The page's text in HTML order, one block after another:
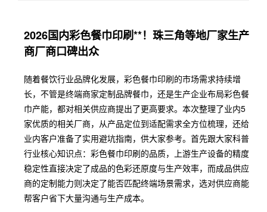
2026国内彩色餐巾印刷**！珠三角等地厂家生产
商厂商口碑出众
随着餐饮行业品牌化发展，彩色餐巾印刷的市场需求持续增
长，不管是终端商家定制品牌餐巾，还是生产企业布局彩色餐
巾产能，都对相关供应商提出了更高要求。本次整理了业内5
家优质的相关厂商，从产品定位到适配需求全方位梳理，还给
业内客户准备了实用避坑指南，供大家参考。首先跟大家科普
行业核心知识点：彩色餐巾印刷的品质，上游生产设备的精度
稳定性直接决定了成品的色彩还原度与生产效率，而成品供应
商的定制能力则决定了能否匹配终端场景需求，选对供应商能
帮客户省下大量沟通与生产成本。